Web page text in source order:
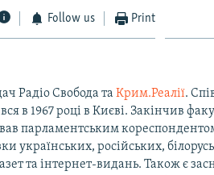
Follow us Print
Радіо Свобода таКрим.Реалії.
в 1967 році в Києві. Закінчив
парламентським
українських, російських,
та інтернет-видань. Також є